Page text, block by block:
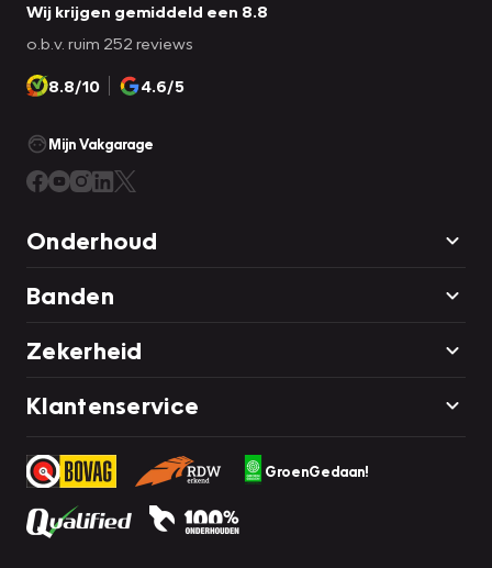
Wij krijgen gemiddeld een 8.8
o.b.v. ruim 252 reviews
8.8/10 4.6/5
Mijn Vakgarage
Onderhoud
Banden
Zekerheid
Klantenservice
GroenGedaan!